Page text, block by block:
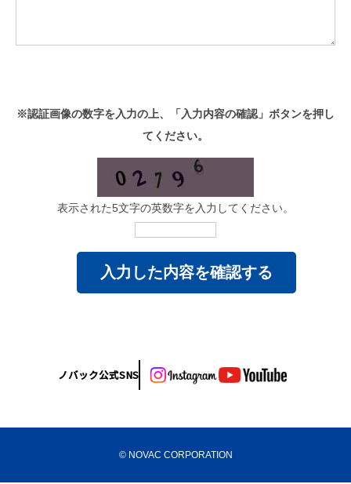
※認証画像の数字を入力の上、「入力内容の確認」ボタンを押し
てください。
表示された5文字の英数字を入力してください。
ノバック公式SNS
© NOVAC CORPORATION